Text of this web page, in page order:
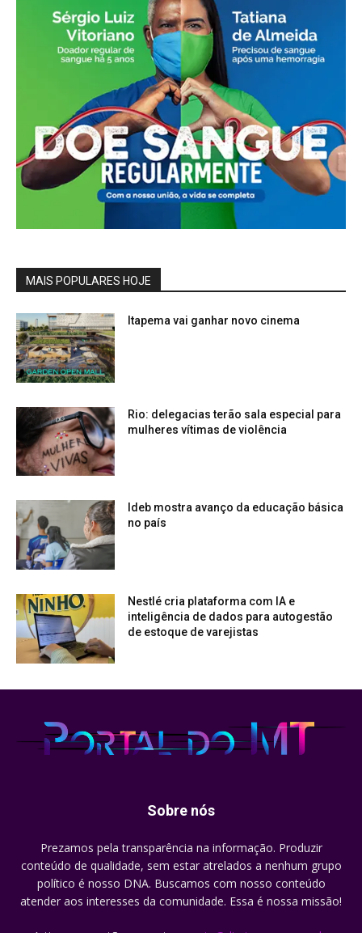
MAIS POPULARES HOJE
Itapema vai ganhar novo cinema
Rio: delegacias terão sala especial para
mulheres vítimas de violência
Ideb mostra avanço da educação básica
no país
Nestlé cria plataforma com IA e
inteligência de dados para autogestão
de estoque de varejistas
Sobre nós
Prezamos pela transparência na informação. Produzir
conteúdo de qualidade, sem estar atrelados a nenhum grupo
político é nosso DNA. Buscamos com nosso conteúdo
atender aos interesses da comunidade. Essa é nossa missão!